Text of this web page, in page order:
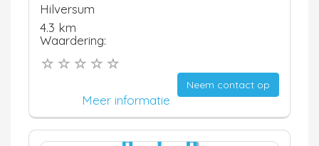
Hilversum
4.3 km
Waardering:
Neem contact op
Meer informatie